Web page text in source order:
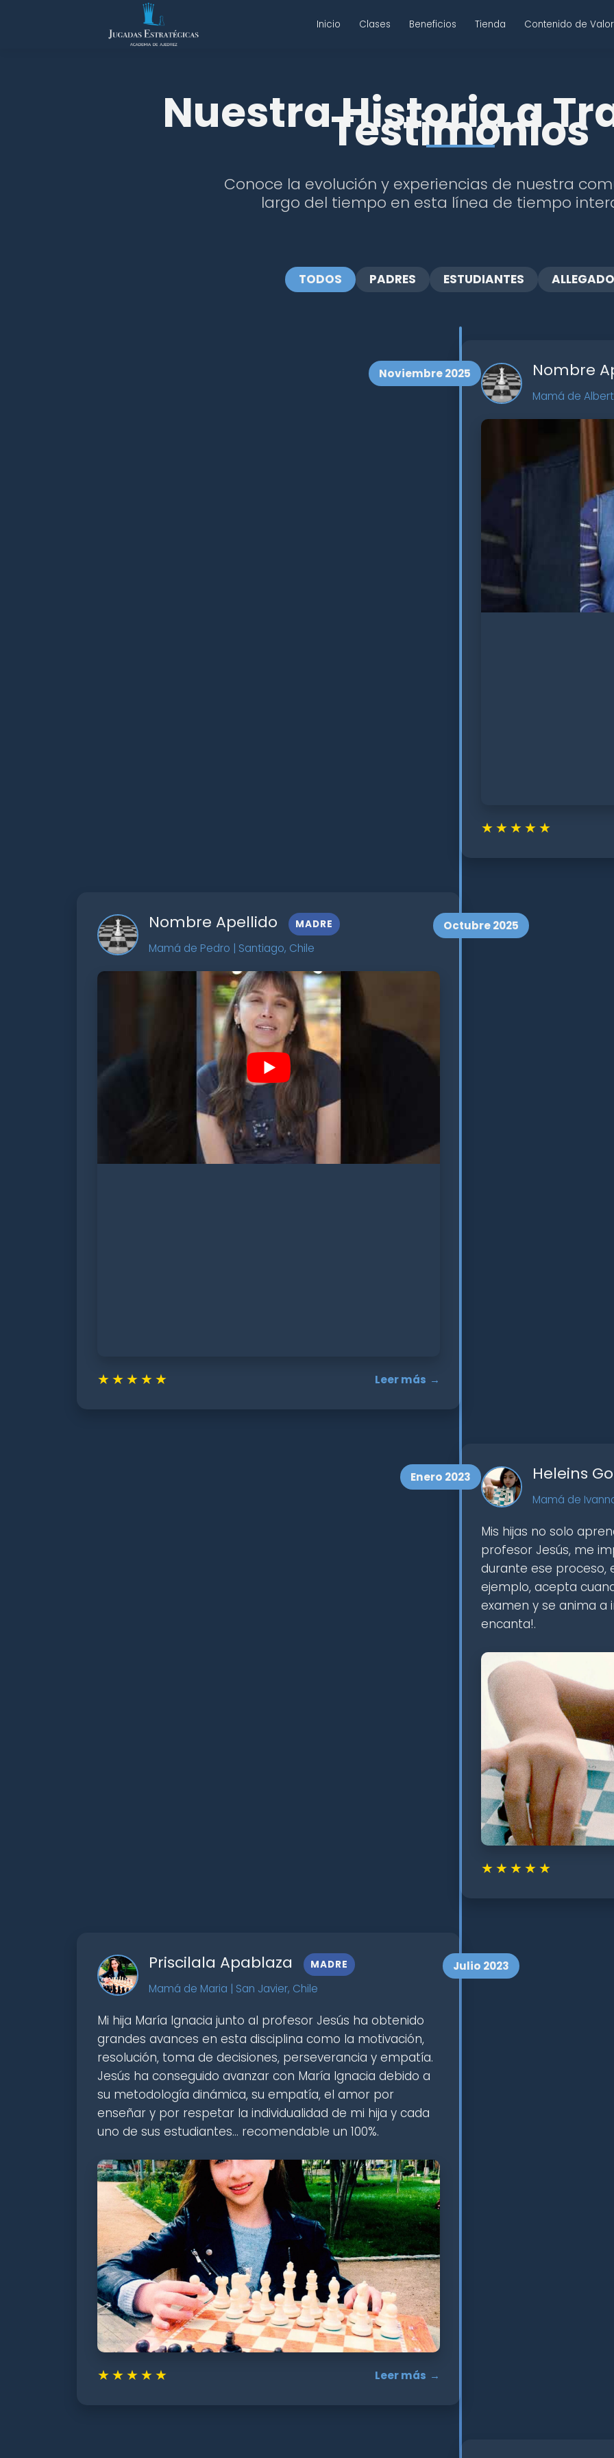
Inicio Clases Beneficios Tienda Contenido de Valor
Nuestra Historia a
Testimonios
Conoce la evolución y experiencias de nuestra
largo del tiempo en esta línea de tiempo
TODOS PADRES ESTUDIANTES
Noviembre 2025 Nombre
Mamá de
★★★★★
Octubre 2025
Nombre Apellido MADRE
Mamá de Pedro | Santiago, Chile
★★★★★ Leer más
Enero 2023 Heleins
Mamá de
Mis hijas no solo
profesor Jesús, me
durante ese proceso,
ejemplo, acepta
examen y se anima a
encanta!.
★★★★★
Julio 2023
Priscilala Apablaza MADRE
Mamá de Maria | San Javier, Chile
Mi hija María Ignacia junto al profesor Jesús ha obtenido
grandes avances en esta disciplina como la motivación,
resolución, toma de decisiones, perseverancia y empatía.
Jesús ha conseguido avanzar con María Ignacia debido a
su metodología dinámica, su empatía, el amor por
enseñar y por respetar la individualidad de mi hija y cada
uno de sus estudiantes... recomendable un 100%.
★★★★★ Leer más